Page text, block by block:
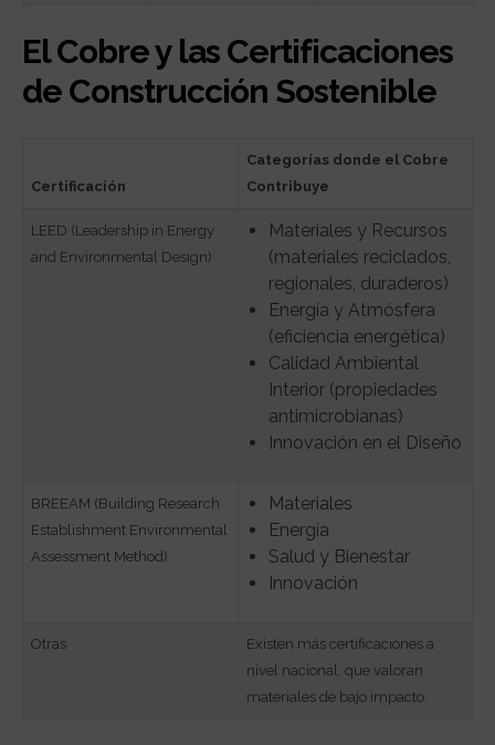
El Cobre y las Certificaciones
de Construcción Sostenible
Certificación
Categorías donde el Cobre
Contribuye
LEED (Leadership in Energy
and Environmental Design)
Materiales y Recursos
(materiales reciclados,
regionales, duraderos)
Energía y Atmósfera
(eficiencia energética)
Calidad Ambiental
Interior (propiedades
antimicrobianas)
Innovación en el Diseño
BREEAM (Building Research
Establishment Environmental
Assessment Method)
Materiales
Energía
Salud y Bienestar
Innovación
Otras
Existen más certificaciones a
nivel nacional, que valoran
materiales de bajo impacto.